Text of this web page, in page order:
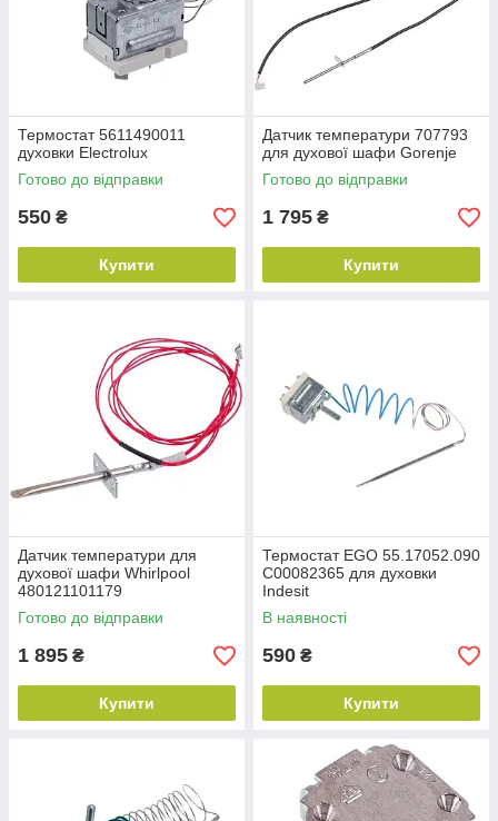
Термостат 5611490011
духовки Electrolux
Готово до відправки
550 ₴
Купити
Датчик температури 707793
для духової шафи Gorenje
Готово до відправки
1 795 ₴
Купити
Датчик температури для
духової шафи Whirlpool
480121101179
Готово до відправки
1 895 ₴
Купити
Термостат EGO 55.17052.090
C00082365 для духовки
Indesit
В наявності
590 ₴
Купити